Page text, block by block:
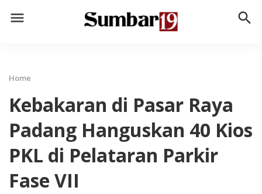
menu search
Home
Kebakaran di Pasar Raya
Padang Hanguskan 40 Kios
PKL di Pelataran Parkir
Fase VII